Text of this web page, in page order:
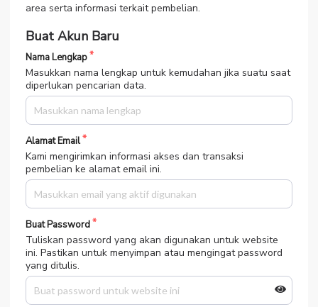
area serta informasi terkait pembelian.
Buat Akun Baru
Nama Lengkap
Masukkan nama lengkap untuk kemudahan jika suatu saat
diperlukan pencarian data.
Alamat Email
Kami mengirimkan informasi akses dan transaksi
pembelian ke alamat email ini.
Buat Password
Tuliskan password yang akan digunakan untuk website
ini. Pastikan untuk menyimpan atau mengingat password
yang ditulis.